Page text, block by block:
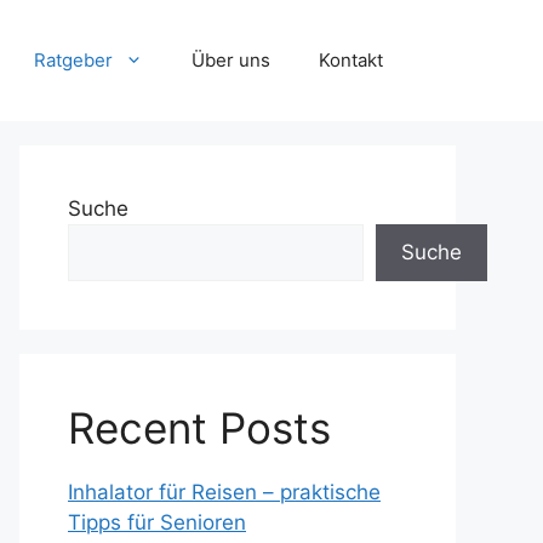
Ratgeber Über uns Kontakt
Suche
Suche
Recent Posts
Inhalator für Reisen – praktische
Tipps für Senioren